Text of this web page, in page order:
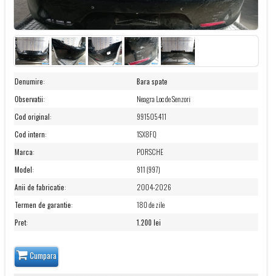
Denumire:
Bara spate
Observatii:
Neagra Loc de Senzori
Cod original:
991505411
Cod intern:
1SX8FQ
Marca:
PORSCHE
Model:
911 (997)
Anii de fabricatie:
2004-2026
Termen de garantie:
180 de zile
Pret: 1.200 lei
Cumpara